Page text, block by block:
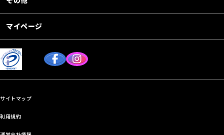
マイページ
サイトマップ
利用規約